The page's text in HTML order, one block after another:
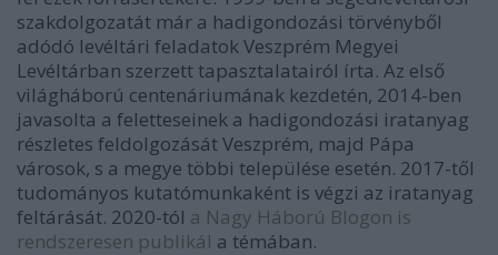
szakdolgozatát már a hadigondozási törvényből
adódó levéltári feladatok Veszprém Megyei
Levéltárban szerzett tapasztalatairól írta. Az első
világháború centenáriumának kezdetén, 2014-ben
javasolta a feletteseinek a hadigondozási iratanyag
részletes feldolgozását Veszprém, majd Pápa
városok, s a megye többi települése esetén. 2017-től
tudományos kutatómunkaként is végzi az iratanyag
feltárását. 2020-tól a Nagy Háború Blogon is
rendszeresen publikál a témában.